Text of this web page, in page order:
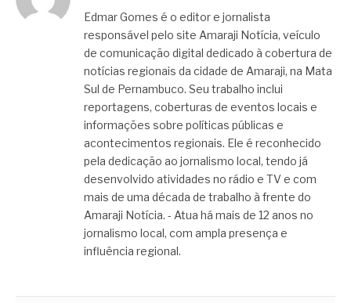
Edmar Gomes é o editor e jornalista
responsável pelo site Amaraji Notícia, veículo
de comunicação digital dedicado à cobertura de
notícias regionais da cidade de Amaraji, na Mata
Sul de Pernambuco. Seu trabalho inclui
reportagens, coberturas de eventos locais e
informações sobre políticas públicas e
acontecimentos regionais. Ele é reconhecido
pela dedicação ao jornalismo local, tendo já
desenvolvido atividades no rádio e TV e com
mais de uma década de trabalho à frente do
Amaraji Notícia. - Atua há mais de 12 anos no
jornalismo local, com ampla presença e
influência regional.